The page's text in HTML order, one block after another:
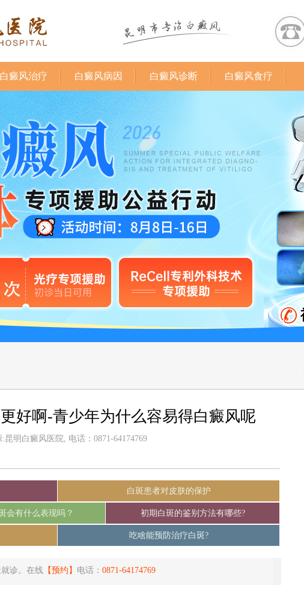
白癜风治疗 白癜风病因 白癜风诊断 白癜风食疗
好啊-青少年为什么容易得白癜风呢
昆明白癜风医院, 电话：0871-64174769
白斑患者对皮肤的保护
会有什么表现吗？ 初期白斑的鉴别方法有哪些?
吃啥能预防治疗白斑?
诊。在线 【预约】 电话： 0871-64174769